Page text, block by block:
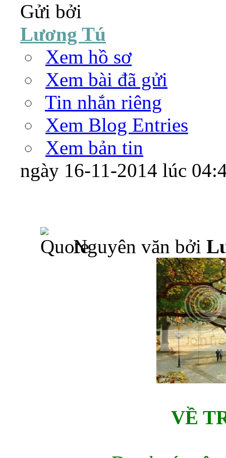
Gửi bởi
Lương Tú
Xem hồ sơ
Xem bài đã gửi
Tin nhắn riêng
Xem Blog Entries
Xem bản tin
ngày 16-11-2014 lúc
Nguyên văn bởi
VỀ